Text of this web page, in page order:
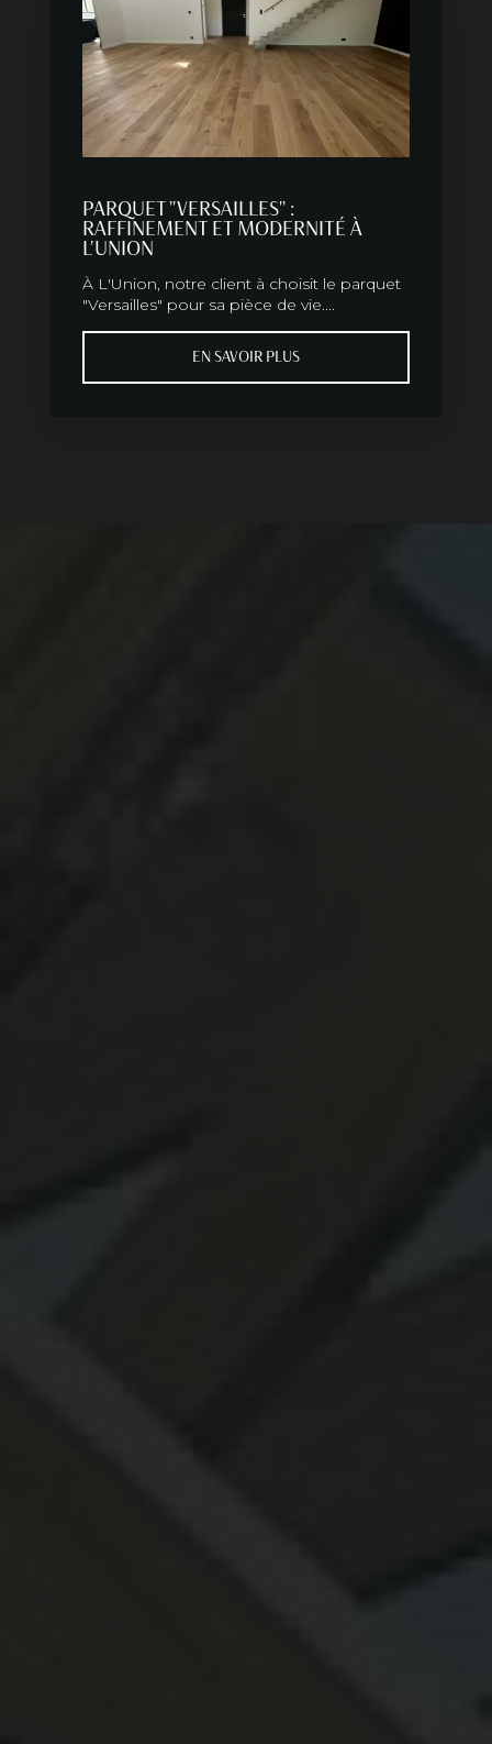
PARQUET "VERSAILLES" :
RAFFINEMENT ET MODERNITÉ À
L'UNION
À L'Union, notre client à choisit le parquet
"Versailles" pour sa pièce de vie....
EN SAVOIR PLUS